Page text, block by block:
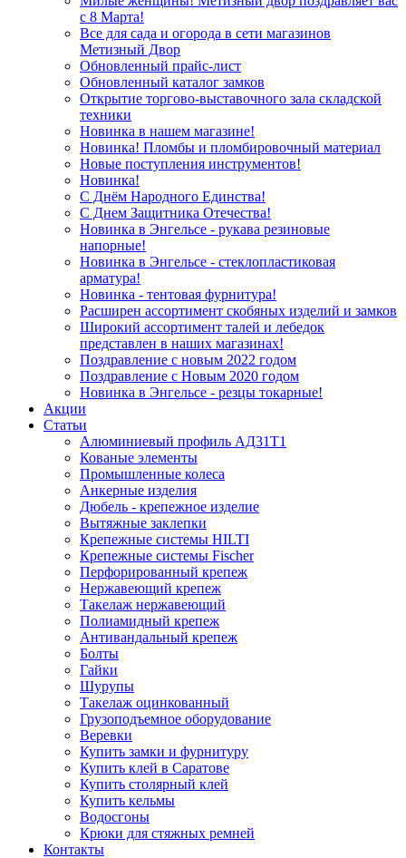
с 8 Марта!
Все для сада и огорода в сети магазинов
Метизный Двор
Обновленный прайс-лист
Обновленный каталог замков
Открытие торгово-выставочного зала складской
техники
Новинка в нашем магазине!
Новинка! Пломбы и пломбировочный материал
Новые поступления инструментов!
Новинка!
С Днём Народного Единства!
С Днем Защитника Отечества!
Новинка в Энгельсе - рукава резиновые
напорные!
Новинка в Энгельсе - стеклопластиковая
арматура!
Новинка - тентовая фурнитура!
Расширен ассортимент скобяных изделий и замков
Широкий ассортимент талей и лебедок
представлен в наших магазинах!
Поздравление с новым 2022 годом
Поздравление с Новым 2020 годом
Новинка в Энгельсе - резцы токарные!
Акции
Статьи
Алюминиевый профиль АД31Т1
Кованые элементы
Промышленные колеса
Анкерные изделия
Дюбель - крепежное изделие
Вытяжные заклепки
Крепежные системы HILTI
Крепежные системы Fischer
Перфорированный крепеж
Нержавеющий крепеж
Такелаж нержавеющий
Полиамидный крепеж
Антивандальный крепеж
Болты
Гайки
Шурупы
Такелаж оцинкованный
Грузоподъемное оборудование
Веревки
Купить замки и фурнитуру
Купить клей в Саратове
Купить столярный клей
Купить кельмы
Водосгоны
Крюки для стяжных ремней
Контакты